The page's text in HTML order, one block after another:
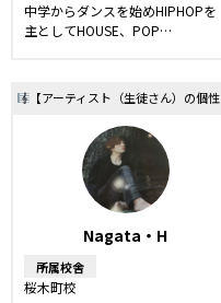
中学からダンスを始めHIPHOPを
主としてHOUSE、POP…
【アーティスト（生徒さん）の個性を一番に！！】自分自身をみつけよう！！！
Nagata・H
所属校舎
桜木町校